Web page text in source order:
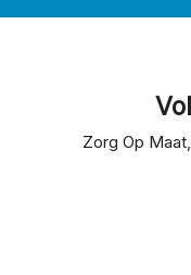
Zorg Op